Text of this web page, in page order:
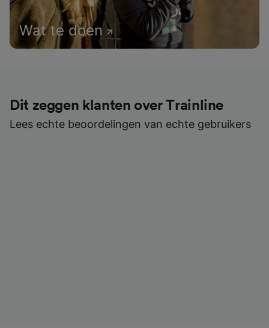
Wat te doen
Dit zeggen klanten over Trainline
Lees echte beoordelingen van echte gebruikers